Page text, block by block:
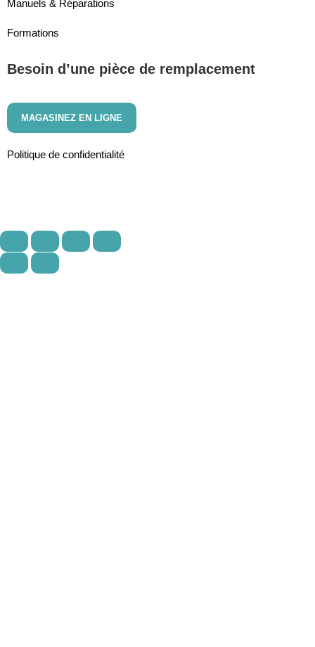
Manuels & Réparations
Formations
Besoin d’une pièce de remplacement
MAGASINEZ EN LIGNE
Politique de confidentialité